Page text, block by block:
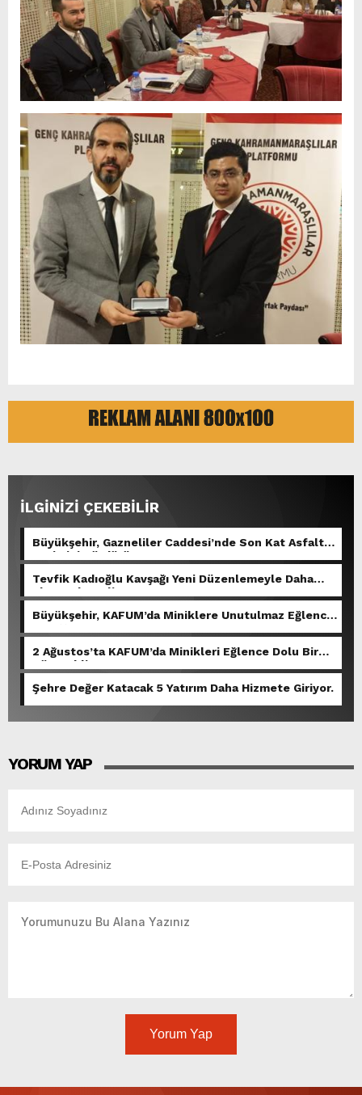
İLGİNİZİ ÇEKEBİLİR
Büyükşehir, Gazneliler Caddesi’nde Son Kat Asfalt
Serimini Sürdürüyor.
Tevfik Kadıoğlu Kavşağı Yeni Düzenlemeyle Daha
Akıcı Hale Geliyor.
Büyükşehir, KAFUM’da Miniklere Unutulmaz Eğlence
2 Ağustos’ta KAFUM’da Minikleri Eğlence Dolu Bir
Gün Bekliyor.
Şehre Değer Katacak 5 Yatırım Daha Hizmete Giriyor.
YORUM YAP
Yorum Yap